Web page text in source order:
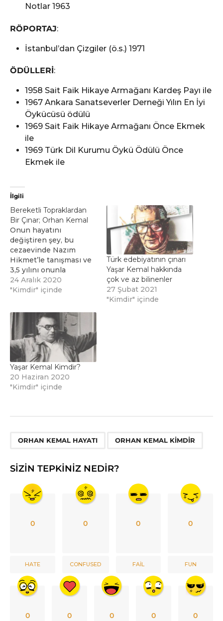
Notlar 1963
RÖPORTAJ:
İstanbul’dan Çizgiler (ö.s.) 1971
ÖDÜLLERİ:
1958 Sait Faik Hikaye Armağanı Kardeş Payı ile
1967 Ankara Sanatseverler Derneği Yılın En İyi
Öykücüsü ödülü
1969 Sait Faik Hikaye Armağanı Önce Ekmek
ile
1969 Türk Dil Kurumu Öykü Ödülü Önce
Ekmek ile
İlgili
Bereketli Topraklardan
Bir Çınar; Orhan Kemal
Onun hayatını
değiştiren şey, bu
cezaevinde Nazım
Hikmet’le tanışması ve
3,5 yılını onunla
geçirmesi olur. Sanat ve
edebiyattaki en büyük
rehberliğinde yakalar.
24 Aralık 2020
"Kimdir" içinde
Türk edebiyatının çınarı
Yaşar Kemal hakkında
çok ve az bilinenler
27 Şubat 2021
"Kimdir" içinde
Yaşar Kemal Kimdir?
20 Haziran 2020
"Kimdir" içinde
ORHAN KEMAL HAYATI ORHAN KEMAL KIMDIR
SIZIN TEPKINIZ NEDIR?
0
HATE
0
CONFUSED
0
FAIL
0
FUN
0 0 0 0 0